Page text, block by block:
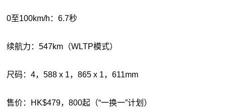
0至100km/h：6.7秒
续航力：547km（WLTP模式）
尺码：4，588 x 1，865 x 1，611mm
售价：HK$479，800起（“一换一”计划）